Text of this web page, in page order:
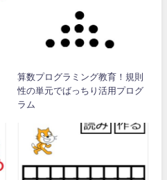
算数プログラミング教育！規則
性の単元でばっちり活用プログ
ラム